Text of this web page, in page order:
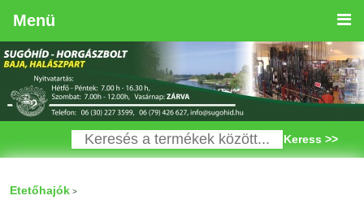
Menü
Keress >>
Etetőhajók>